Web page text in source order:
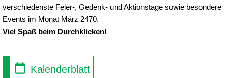
verschiedenste Feier-, Gedenk- und Aktionstage sowie besondere
Events im Monat März 2470.
Viel Spaß beim Durchklicken!
Kalenderblatt